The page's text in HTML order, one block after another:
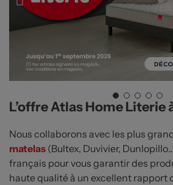
L’offre Atlas Home Literie
Nous collaborons avec les plus
matelas (Bultex, Duvivier,
français pour vous garantir des
haute qualité à un excellent rapport